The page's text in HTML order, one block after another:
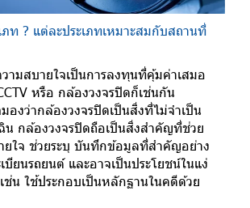
ภท ? แต่ละประเภทเหมาะสมกับสถานที่
ามสบายใจเป็นการลงทุนที่คุ้มค่าเสมอ
หรือ กล้องวงจรปิดก็เช่นกัน
องว่ากล้องวงจรปิดเป็นสิ่งที่ไม่จำเป็น
น กล้องวงจรปิดถือเป็นสิ่งสำคัญที่ช่วย
ยใจ ช่วยระบุ บันทึกข้อมูลที่สำคัญอย่าง
บียนรถยนต์ และอาจเป็นประโยชน์ในแง่
น ใช้ประกอบเป็นหลักฐานในคดีด้วย